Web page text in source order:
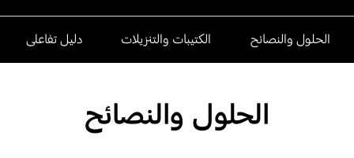
الحلول والنصائح الكتيبات والتنزيلات دليل تفاعلى
الحلول والنصائح